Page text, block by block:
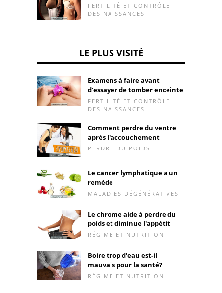
FERTILITÉ ET CONTRÔLE
DES NAISSANCES
LE PLUS VISITÉ
Examens à faire avant
d'essayer de tomber enceinte
FERTILITÉ ET CONTRÔLE
DES NAISSANCES
Comment perdre du ventre
après l'accouchement
PERDRE DU POIDS
Le cancer lymphatique a un
remède
MALADIES DÉGÉNÉRATIVES
Le chrome aide à perdre du
poids et diminue l'appétit
RÉGIME ET NUTRITION
Boire trop d'eau est-il
mauvais pour la santé?
RÉGIME ET NUTRITION